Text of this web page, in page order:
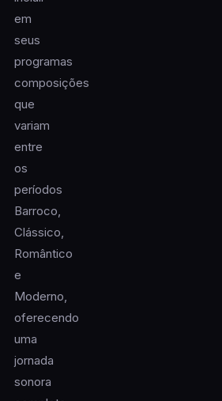
em
seus
programas
composições
que
variam
entre
os
períodos
Barroco,
Clássico,
Romântico
e
Moderno,
oferecendo
uma
jornada
sonora